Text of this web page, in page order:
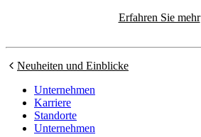
Erfahren Sie mehr
Neuheiten und Einblicke
Unternehmen
Karriere
Standorte
Unternehmen